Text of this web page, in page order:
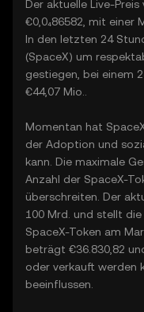
Der aktuelle Live-
€0,0₄86582, mit einer
In den letzten 24
(SpaceX) um
gestiegen, bei einem
€44,07 Mio..
Momentan hat
der Adoption und
kann. Die maximale
Anzahl der SpaceX-
überschreiten. Der
100 Mrd. und stellt
SpaceX-Token am
beträgt €36.830,82
oder verkauft werden
beeinflussen.